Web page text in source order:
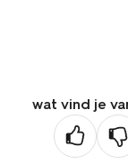
wat vind je